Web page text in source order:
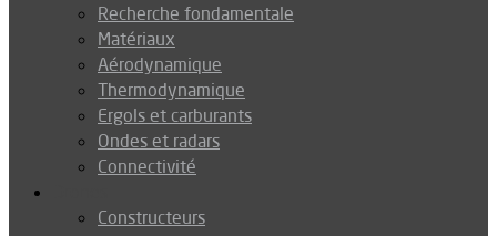
Recherche fondamentale
Matériaux
Aérodynamique
Thermodynamique
Ergols et carburants
Ondes et radars
Connectivité
Constructeurs